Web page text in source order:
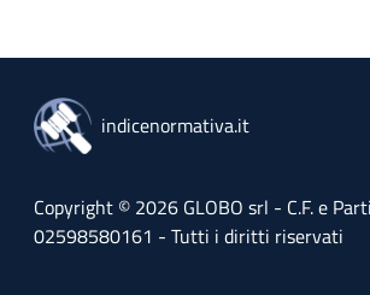
indicenormativa.it
Copyright © 2026 GLOBO srl - C.F. e
02598580161 - Tutti i diritti riservati